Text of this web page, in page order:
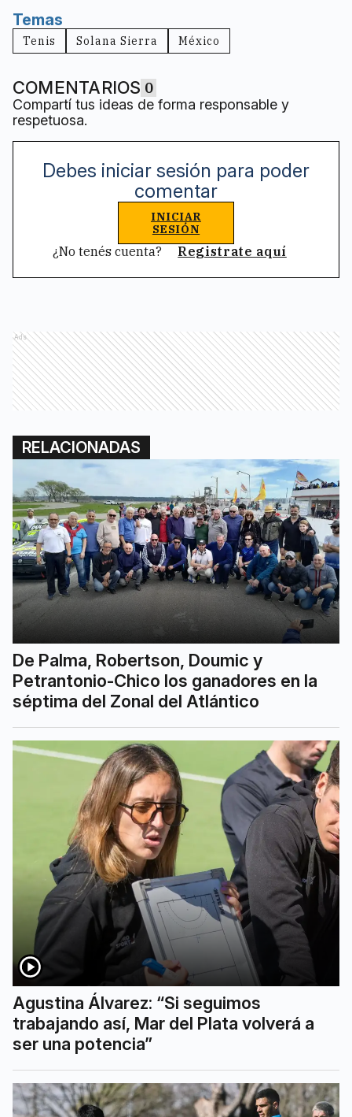
Temas
Tenis Solana Sierra México
COMENTARIOS 0
Compartí tus ideas de forma responsable y
respetuosa.
Debes iniciar sesión para poder
comentar
INICIAR
SESIÓN
¿No tenés cuenta? Registrate aquí
Ads
RELACIONADAS
De Palma, Robertson, Doumic y
Petrantonio-Chico los ganadores en la
séptima del Zonal del Atlántico
Agustina Álvarez: “Si seguimos
trabajando así, Mar del Plata volverá a
ser una potencia”